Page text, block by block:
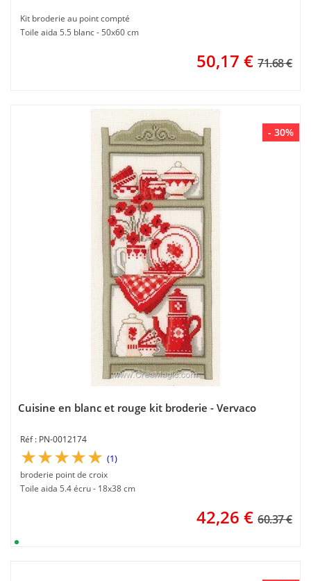
Kit broderie au point compté
Toile aida 5.5 blanc - 50x60 cm
50,17 € 71.68 €
- 30%
Cuisine en blanc et rouge kit broderie - Vervaco
PN-0012174
(1)
broderie point de croix
Toile aida 5.4 écru - 18x38 cm
42,26 € 60.37 €